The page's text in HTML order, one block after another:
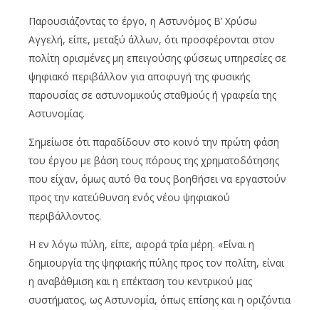
Παρουσιάζοντας το έργο, η Αστυνόμος Β’ Χρύσω
Αγγελή, είπε, μεταξύ άλλων, ότι προσφέρονται στον
πολίτη ορισμένες μη επειγούσης φύσεως υπηρεσίες σε
ψηφιακό περιβάλλον για αποφυγή της φυσικής
παρουσίας σε αστυνομικούς σταθμούς ή γραφεία της
Αστυνομίας.
Σημείωσε ότι παραδίδουν στο κοινό την πρώτη φάση
του έργου με βάση τους πόρους της χρηματοδότησης
που είχαν, όμως αυτό θα τους βοηθήσει να εργαστούν
προς την κατεύθυνση ενός νέου ψηφιακού
περιβάλλοντος.
Η εν λόγω πύλη, είπε, αφορά τρία μέρη. «Είναι η
δημιουργία της ψηφιακής πύλης προς τον πολίτη, είναι
η αναβάθμιση και η επέκταση του κεντρικού μας
συστήματος, ως Αστυνομία, όπως επίσης και η οριζόντια